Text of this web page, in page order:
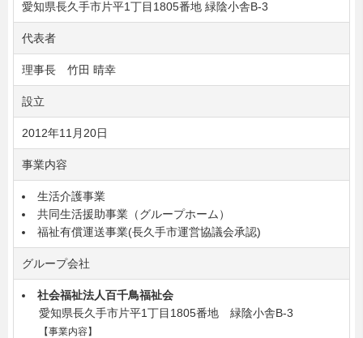
愛知県長久手市片平1丁目1805番地 緑陰小舎B-3
代表者
理事長 竹田 晴幸
設立
2012年11月20日
事業内容
生活介護事業
共同生活援助事業（グループホーム）
福祉有償運送事業(長久手市運営協議会承認)
グループ会社
社会福祉法人百千鳥福祉会
愛知県長久手市片平1丁目1805番地 緑陰小舎B-3
【事業内容】